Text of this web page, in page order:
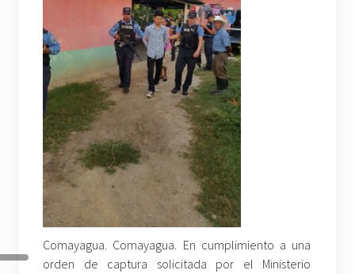
Comayagua. Comayagua. En cumplimiento a una
orden de captura solicitada por el Ministerio